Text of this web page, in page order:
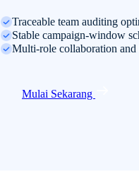
Traceable team auditing
Stable campaign-window
Multi-role collaboration and
Mulai Sekarang